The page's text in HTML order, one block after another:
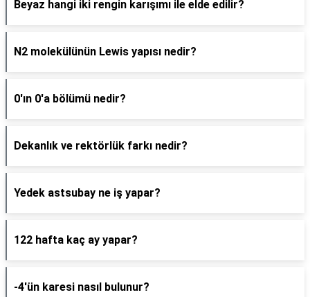
Beyaz hangi iki rengin karışımı ile elde edilir?
N2 molekülünün Lewis yapısı nedir?
0'ın 0'a bölümü nedir?
Dekanlık ve rektörlük farkı nedir?
Yedek astsubay ne iş yapar?
122 hafta kaç ay yapar?
-4'ün karesi nasıl bulunur?